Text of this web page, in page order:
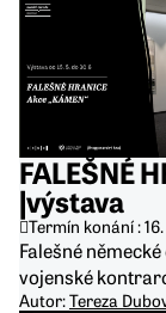
FALEŠNÉ
|výstava
Termín konání :
Falešné
vojenské
Autor:Tereza